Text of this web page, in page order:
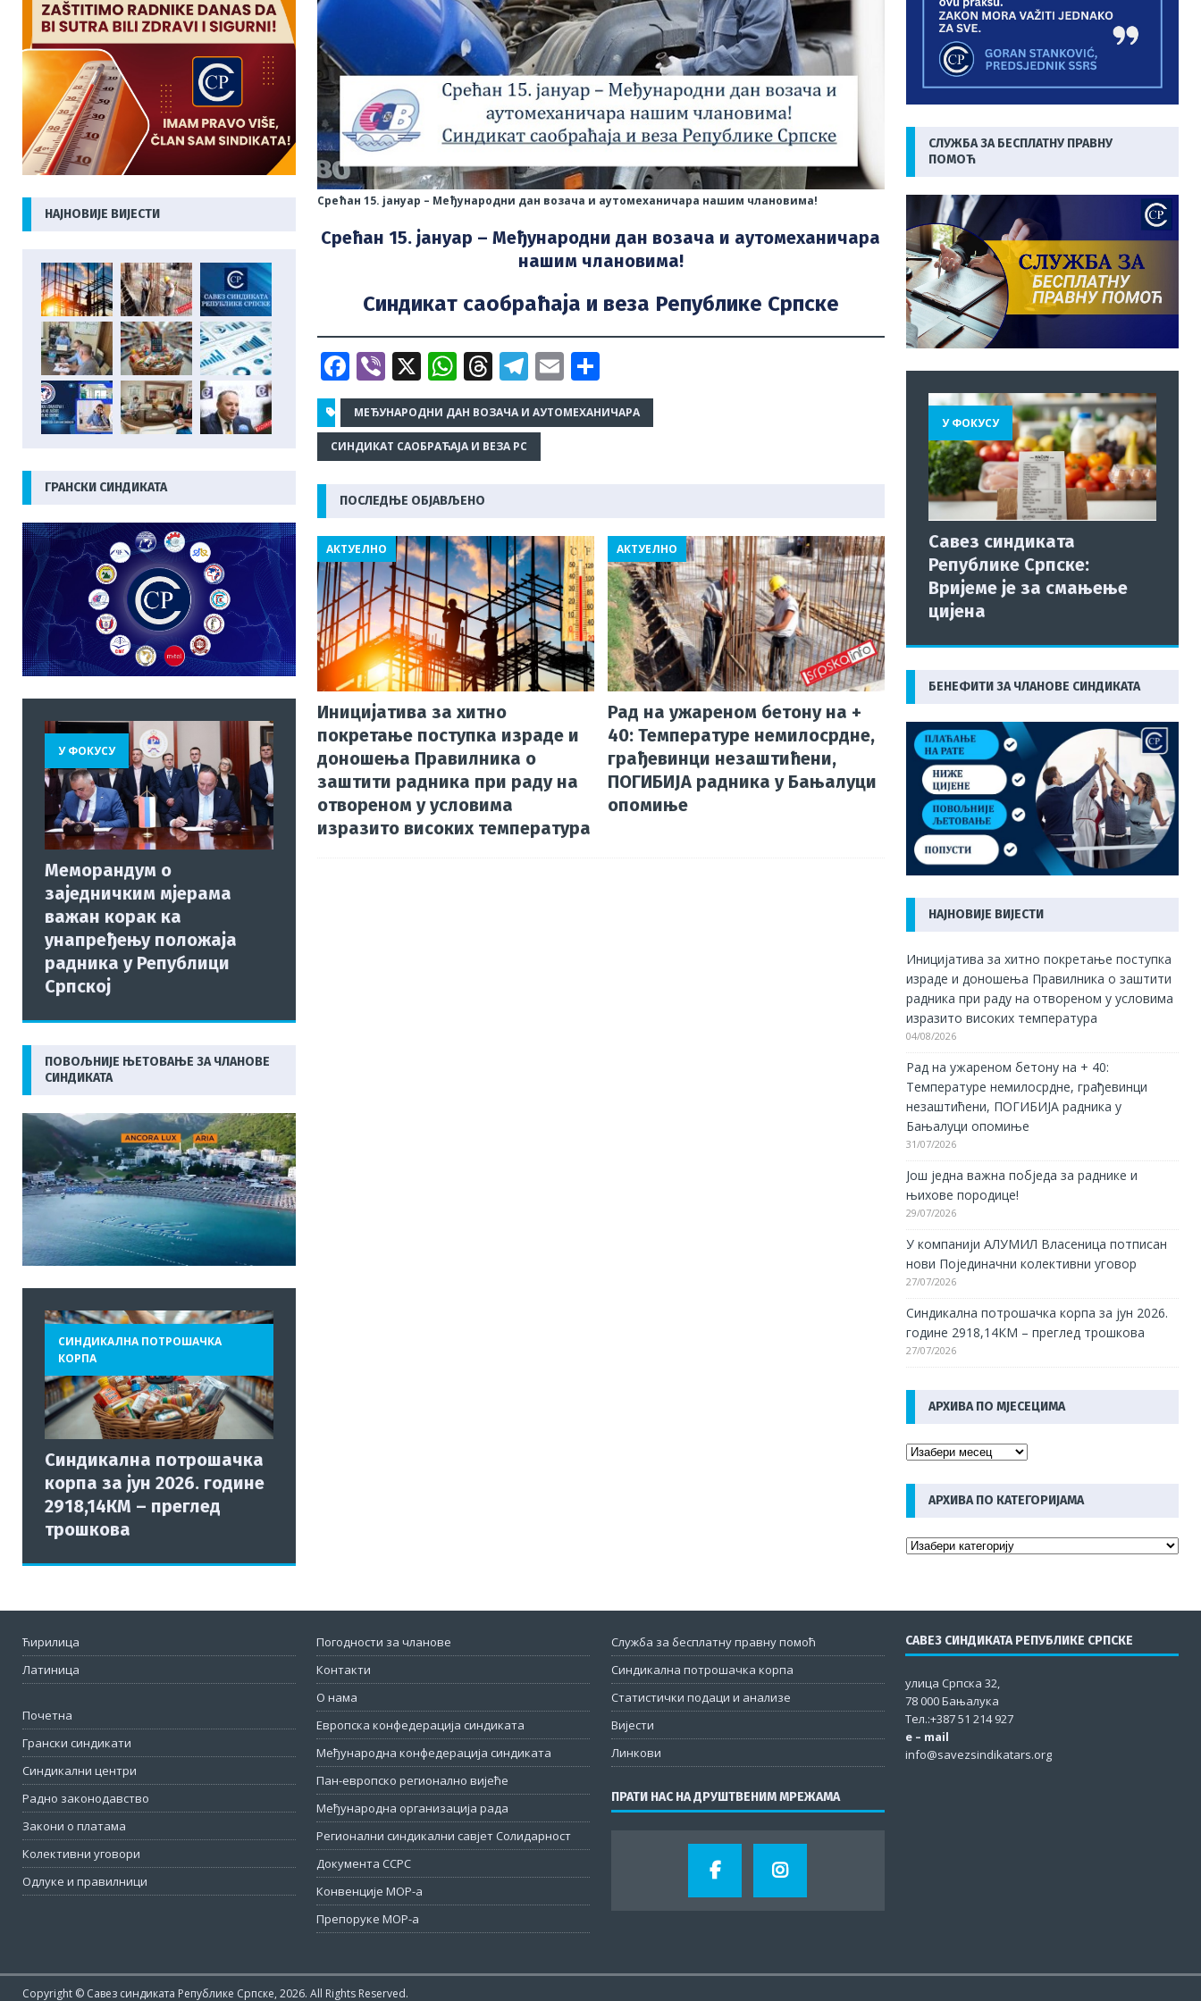
Срећан 15. јануар – Међународни дан возача и аутомеханичара нашим члановима!
Срећан 15. јануар – Међународни дан возача и аутомеханичара
нашим члановима!
Синдикат саобраћаја и веза Републике Српске
F
a
c
e
o
o
k
Vi
b
e
r
X W
h
at
s
p
p
T
h
r
e
s
T
el
e
g
E
m
ai
S
h
ar
МЕЂУНАРОДНИ ДАН ВОЗАЧА И АУТОМЕХАНИЧАРА
СИНДИКАТ САОБРАЋАЈА И ВЕЗА РС
ПОСЛЕДЊЕ ОБЈАВЉЕНО
Иницијатива за хитно
покретање поступка израде и
доношења Правилника о
заштити радника при раду на
отвореном у условима
изразито високих температура
АКТУЕЛНО
Рад на ужареном бетону на +
40: Температуре немилосрдне,
грађевинци незаштићени,
ПОГИБИЈА радника у Бањалуци
опомиње
АКТУЕЛНО
НАЈНОВИЈЕ ВИЈЕСТИ
ГРАНСКИ СИНДИКАТА
У ФОКУСУ
Меморандум о
заједничким мјерама
важан корак ка
унапређењу положаја
радника у Републици
Српској
ПОВОЉНИЈЕ ЊЕТОВАЊЕ ЗА ЧЛАНОВЕ
СИНДИКАТА
СИНДИКАЛНА ПОТРОШАЧКА
КОРПА
Синдикална потрошачка
корпа за јун 2026. године
2918,14КМ – преглед
трошкова
СЛУЖБА ЗА БЕСПЛАТНУ ПРАВНУ
ПОМОЋ
У ФОКУСУ
Савез синдиката
Републике Српске:
Вријеме је за смањење
цијена
БЕНЕФИТИ ЗА ЧЛАНОВЕ СИНДИКАТА
НАЈНОВИЈЕ ВИЈЕСТИ
Иницијатива за хитно покретање поступка
израде и доношења Правилника о заштити
радника при раду на отвореном у условима
изразито високих температура
04/08/2026
Рад на ужареном бетону на + 40:
Температуре немилосрдне, грађевинци
незаштићени, ПОГИБИЈА радника у
Бањалуци опомиње
31/07/2026
Још једна важна побједа за раднике и
њихове породице!
29/07/2026
У компанији АЛУМИЛ Власеница потписан
нови Појединачни колективни уговор
27/07/2026
Синдикална потрошачка корпа за јун 2026.
године 2918,14КМ – преглед трошкова
27/07/2026
АРХИВА ПО МЈЕСЕЦИМА
АРХИВА ПО КАТЕГОРИЈАМА
Ћирилица
Латиница
Почетна
Грански синдикати
Синдикални центри
Радно законодавство
Закони о платама
Колективни уговори
Одлуке и правилници
Погодности за чланове
Контакти
О нама
Европска конфедерација синдиката
Међународна конфедерација синдиката
Пан-европско регионално вијеће
Међународна организација рада
Регионални синдикални савјет Солидарност
Документа ССРС
Конвенције МОР-а
Препоруке МОР-а
Служба за бесплатну правну помоћ
Синдикална потрошачка корпа
Статистички подаци и анализе
Вијести
Линкови
ПРАТИ НАС НА ДРУШТВЕНИМ МРЕЖАМА
САВЕЗ СИНДИКАТА РЕПУБЛИКЕ СРПСКЕ
улица Српска 32,
78 000 Бањалука
Тел.:+387 51 214 927
e – mail
info@savezsindikatars.org
Copyright © Савез синдиката Републике Српске, 2026. All Rights Reserved.